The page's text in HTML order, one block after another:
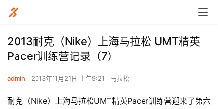
2013耐克（Nike）上海马拉松 UMT精英
Pacer训练营记录（7）
admin 2013年11月21日 上午9:21 马拉松
耐克（Nike）上海马拉松UMT精英Pacer训练营迎来了第六